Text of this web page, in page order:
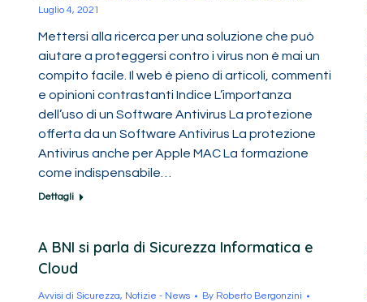
Luglio 4, 2021
Mettersi alla ricerca per una soluzione che può
aiutare a proteggersi contro i virus non è mai un
compito facile. Il web è pieno di articoli, commenti
e opinioni contrastanti Indice L’importanza
dell’uso di un Software Antivirus La protezione
offerta da un Software Antivirus La protezione
Antivirus anche per Apple MAC La formazione
come indispensabile…
Dettagli
A BNI si parla di Sicurezza Informatica e
Cloud
Avvisi di Sicurezza, Notizie - News By Roberto Bergonzini